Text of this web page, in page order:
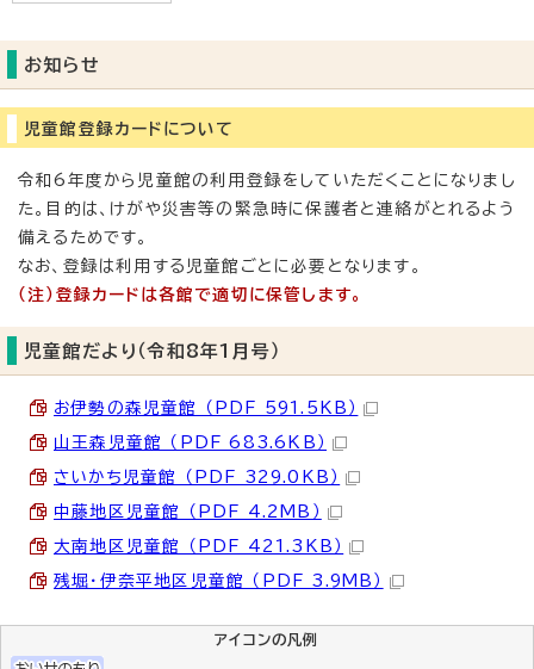
お知らせ
児童館登録カードについて
令和6年度から児童館の利用登録をしていただくことになりまし
た。目的は、けがや災害等の緊急時に保護者と連絡がとれるよう
備えるためです。
なお、登録は利用する児童館ごとに必要となります。
（注）登録カードは各館で適切に保管します。
児童館だより（令和8年1月号）
お伊勢の森児童館 （PDF 591.5KB）
山王森児童館 （PDF 683.6KB）
さいかち児童館 （PDF 329.0KB）
中藤地区児童館 （PDF 4.2MB）
大南地区児童館 （PDF 421.3KB）
残堀・伊奈平地区児童館 （PDF 3.9MB）
アイコンの凡例